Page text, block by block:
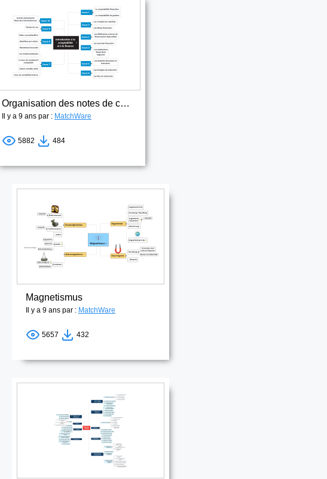
Organisation des notes de cours
Il y a 9 ans par : MatchWare
5882 484
Magnetismus
Il y a 9 ans par : MatchWare
5657 432